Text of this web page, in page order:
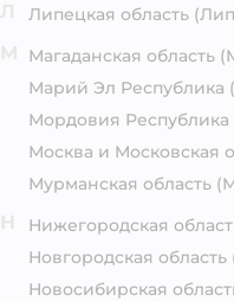
Липецкая область
Магаданская область
Марий Эл Республика
Мордовия Республика
Москва и Московская
Мурманская область
Нижегородская
Новгородская область
Новосибирская